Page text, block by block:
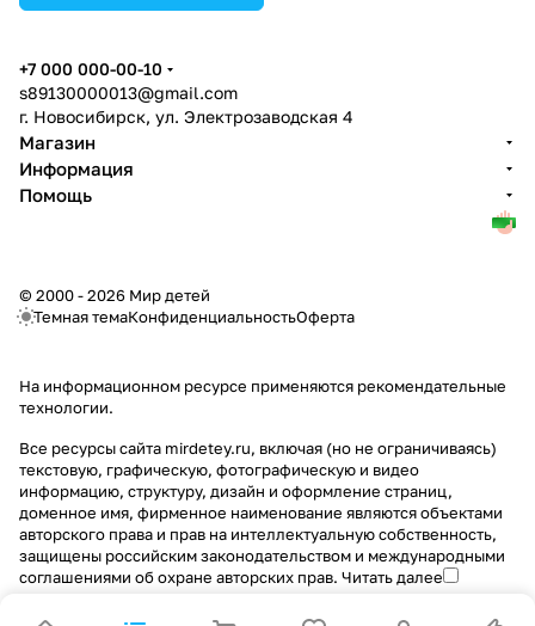
+7 000 000-00-10
s89130000013@gmail.com
г. Новосибирск, ул. Электрозаводская 4
Магазин
Информация
Помощь
© 2000 - 2026 Мир детей
Темная темаКонфиденциальностьОферта
На информационном ресурсе применяются рекомендательные
технологии.
Все ресурсы сайта mirdetey.ru, включая (но не ограничиваясь)
текстовую, графическую, фотографическую и видео
информацию, структуру, дизайн и оформление страниц,
доменное имя, фирменное наименование являются объектами
авторского права и прав на интеллектуальную собственность,
защищены российским законодательством и международными
соглашениями об охране авторских прав. Читать далее